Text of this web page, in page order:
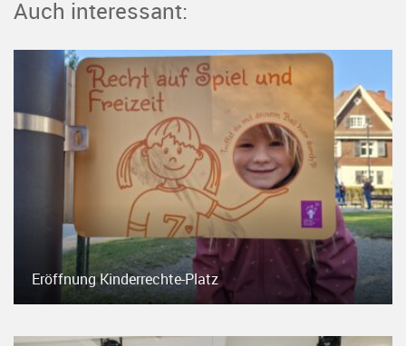
Auch interessant:
Eröffnung Kinderrechte-Platz